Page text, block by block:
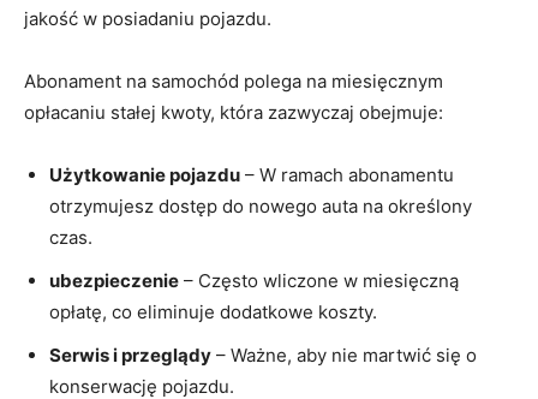
jakość w posiadaniu pojazdu.
Abonament na samochód‌ polega na miesięcznym
opłacaniu stałej ⁣kwoty, która zazwyczaj‌ obejmuje:
Użytkowanie pojazdu – W ramach ‌abonamentu⁣
otrzymujesz dostęp ⁤do nowego auta na określony
czas.
ubezpieczenie – Często wliczone w miesięczną ​
opłatę, co eliminuje dodatkowe koszty.
Serwis i przeglądy – Ważne,⁤ aby nie ⁤martwić​ się‌ o
konserwację pojazdu.